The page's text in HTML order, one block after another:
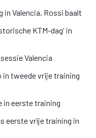
in Valencia, Rossi baalt
KTM-dag' in
Valencia
tweede vrije training
in eerste training
eerste vrije training in